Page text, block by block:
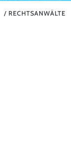
RECHTSANWÄLTE